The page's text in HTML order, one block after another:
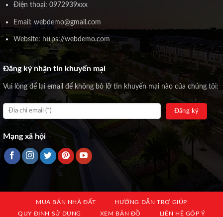
Điện thoại: 0972939xxx
Email: webdemo@gmail.com
Website: https://webdemo.com
Đăng ký nhận tin khuyến mại
Vui lòng để lại email để không bỏ lỡ tin khuyến mại nào của chúng tôi:
Mạng xã hội
MUA BÁN NHÀ ĐẤT
HƯỚNG DẪN TRỢ GIÚP
QUY ĐỊNH SỬ DỤNG
XEM BẢN ĐỒ LIÊN HỆ GÓP Ý